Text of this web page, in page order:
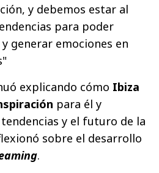
y debemos estar al
para poder
generar emociones en
explicando cómo Ibiza
para él y
y el futuro de la
sobre el desarrollo
.